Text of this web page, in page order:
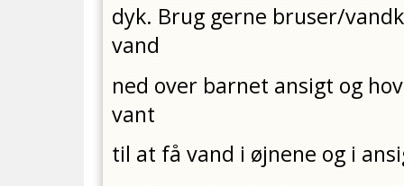
dyk. Brug gerne bruser/
vand
ned over barnet ansigt og
vant
til at få vand i øjnene og i